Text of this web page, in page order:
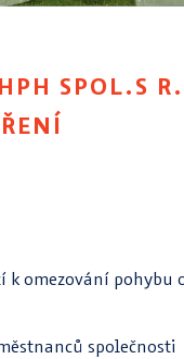
SPOL.S
k omezování pohybu
společnosti